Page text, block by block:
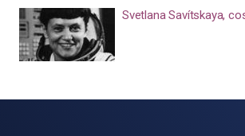
Svetlana Savítskaya,